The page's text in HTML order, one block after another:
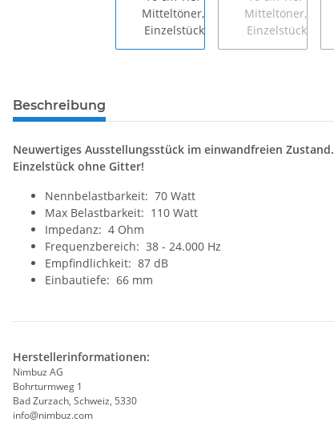
Beschreibung
Neuwertiges Ausstellungsstück im einwandfreien Zustand.
Einzelstück ohne Gitter!
Nennbelastbarkeit: 70 Watt
Max Belastbarkeit: 110 Watt
Impedanz: 4 Ohm
Frequenzbereich: 38 - 24.000 Hz
Empfindlichkeit: 87 dB
Einbautiefe: 66 mm
Herstellerinformationen:
Nimbuz AG
Bohrturmweg 1
Bad Zurzach, Schweiz, 5330
info@nimbuz.com